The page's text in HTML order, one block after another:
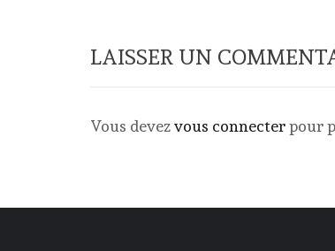
LAISSER UN
Vous devezvous connecterpour